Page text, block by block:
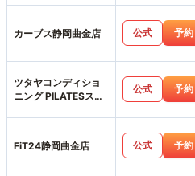
カーブス静岡曲金店 公式 予約
ツタヤコンディショ
ニング PILATESスポ
公式 予約
FiT24静岡曲金店 公式 予約